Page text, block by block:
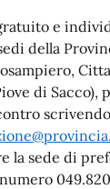
e
della
di Sacco),
la sede di